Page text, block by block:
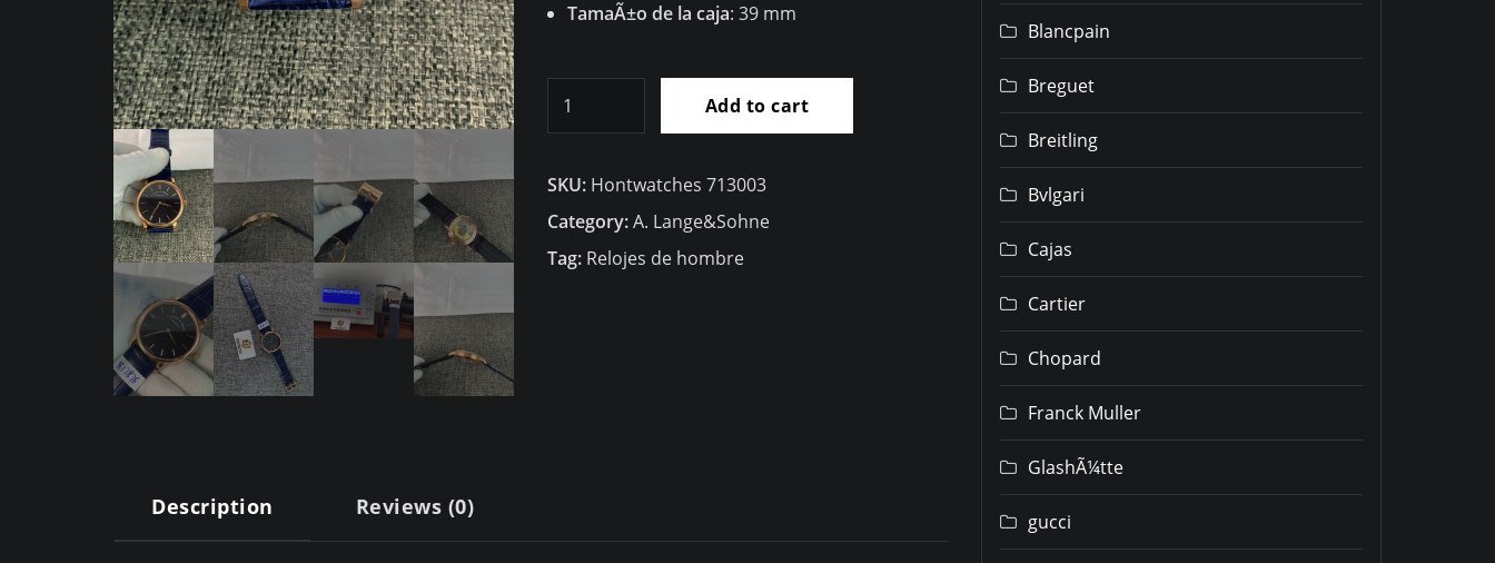
TamaÃ±o de la caja: 39 mm
Saxonia
Fina
Oro
Add to cart
SKU: Hontwatches 713003
Category:A. Lange&Sohne
Tag: Relojes de hombre
Description Reviews (0)
Blancpain
Breguet
Breitling
Bvlgari
Cajas
Cartier
Chopard
Franck Muller
GlashÃ¼tte
gucci